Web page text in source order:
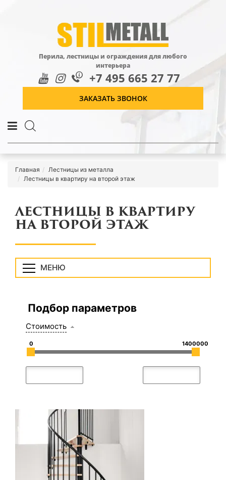
Перила, лестницы и ограждения для любого
интерьера
+7 495 665 27 77
ЗАКАЗАТЬ ЗВОНОК
Главная
Лестницы из металла
Лестницы в квартиру на второй этаж
ЛЕСТНИЦЫ В КВАРТИРУ
НА ВТОРОЙ ЭТАЖ
МЕНЮ
Подбор параметров
Стоимость
0 1400000